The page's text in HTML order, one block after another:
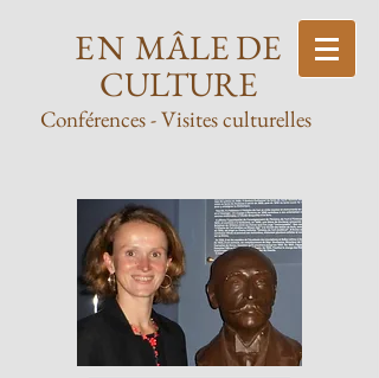
EN MÂLE DE
CULTURE
Conférences- Visites culturelles